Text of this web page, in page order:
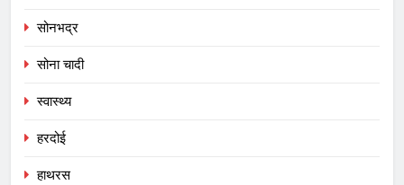
सोनभद्र
सोना चादी
स्वास्थ्य
हरदोई
हाथरस